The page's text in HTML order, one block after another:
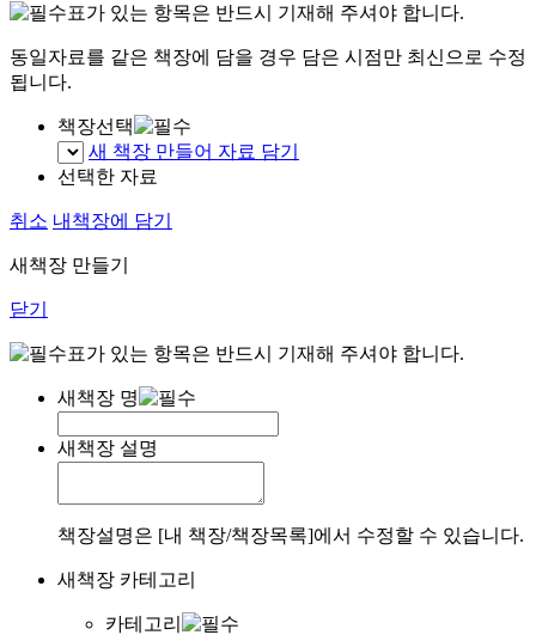
표가 있는 항목은 반드시 기재해 주셔야 합니다.
동일자료를 같은 책장에 담을 경우 담은 시점만 최신으로 수정
됩니다.
책장선택
새 책장 만들어 자료 담기
선택한 자료
취소 내책장에 담기
새책장 만들기
닫기
표가 있는 항목은 반드시 기재해 주셔야 합니다.
새책장 명
새책장 설명
책장설명은 [내 책장/책장목록]에서 수정할 수 있습니다.
새책장 카테고리
카테고리